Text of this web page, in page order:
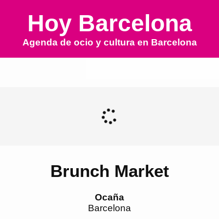
Hoy Barcelona
Agenda de ocio y cultura en Barcelona
Brunch Market
Ocaña
Barcelona